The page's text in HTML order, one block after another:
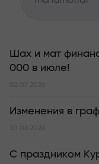
Шах и мат
000 в июле!
02.07.2026
Изменения в
30.06.2026
С праздником